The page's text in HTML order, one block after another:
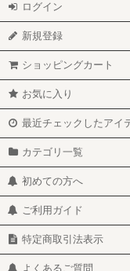
ログイン
新規登録
ショッピングカート
お気に入り
最近チェックしたアイ
カテゴリ一覧
初めての方へ
ご利用ガイド
特定商取引法表示
よくあるご質問